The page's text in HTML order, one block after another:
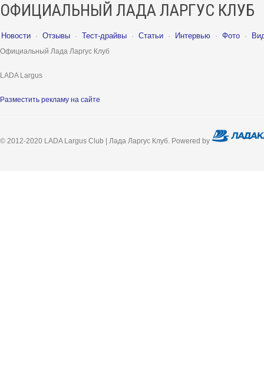
ОФИЦИАЛЬНЫЙ ЛАДА ЛАРГУС КЛУБ
Новости · Отзывы · Тест-драйвы · Статьи · Интервью · Фото ·
Официальный Лада Ларгус Клуб
LADA Largus
Разместить рекламу на сайте
© 2012-2020 LADA Largus Club | Лада Ларгус Клуб. Powered by